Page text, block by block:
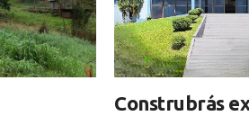
Construbrás